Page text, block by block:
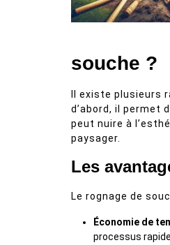
souche ?
Il existe plusieurs
d’abord, il permet
peut nuire à
paysager.
Les
Le rognage de
Économie de
processus